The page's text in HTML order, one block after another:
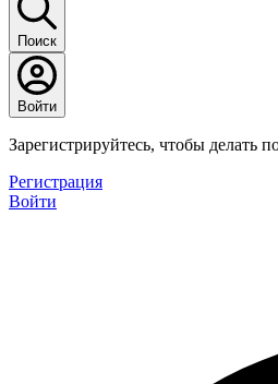
Поиск
Войти
Зарегистрируйтесь, чтобы делать
Регистрация
Войти